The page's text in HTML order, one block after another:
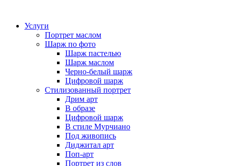
Услуги
Портрет маслом
Шарж по фото
Шарж пастелью
Шарж маслом
Черно-белый шарж
Цифровой шарж
Стилизованный портрет
Дрим арт
В образе
Цифровой шарж
В стиле Мурчиано
Под живопись
Диджитал арт
Поп-арт
Портрет из слов